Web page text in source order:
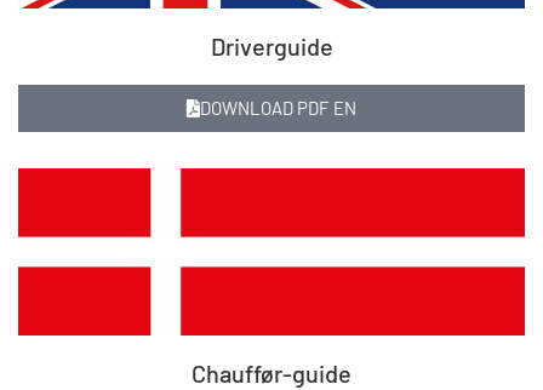
Driverguide
DOWNLOAD PDF EN
Chauffør-guide